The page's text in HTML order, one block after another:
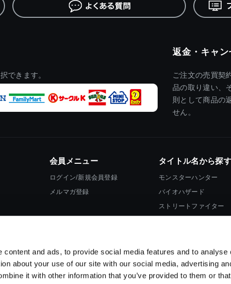
content and ads, to provide social media features and to analyse
about your use of our site with our social media, advertising
it with other information that you’ve provided to them or that
できます。
返金・キャ
ご注文の売買契
品の取り違い、
則として商品の
せん。
会員メニュー
ログイン/新規会員登録
メルマガ登録
タイトル名から探す
モンスターハンター
バイオハザード
ストリートファイター